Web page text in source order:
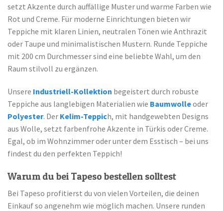
setzt Akzente durch auffällige Muster und warme Farben wie
Rot und Creme. Für moderne Einrichtungen bieten wir
Teppiche mit klaren Linien, neutralen Tönen wie Anthrazit
oder Taupe und minimalistischen Mustern. Runde Teppiche
mit 200 cm Durchmesser sind eine beliebte Wahl, um den
Raum stilvoll zu ergänzen.
Unsere Industriell-Kollektion begeistert durch robuste
Teppiche aus langlebigen Materialien wie Baumwolleoder
Polyester. Der Kelim-Teppich, mit handgewebten Designs
aus Wolle, setzt farbenfrohe Akzente in Türkis oder Creme.
Egal, ob im Wohnzimmer oder unter dem Esstisch – bei uns
findest du den perfekten Teppich!
Warum du bei Tapeso bestellen solltest
Bei Tapeso profitierst du von vielen Vorteilen, die deinen
Einkauf so angenehm wie möglich machen. Unsere runden